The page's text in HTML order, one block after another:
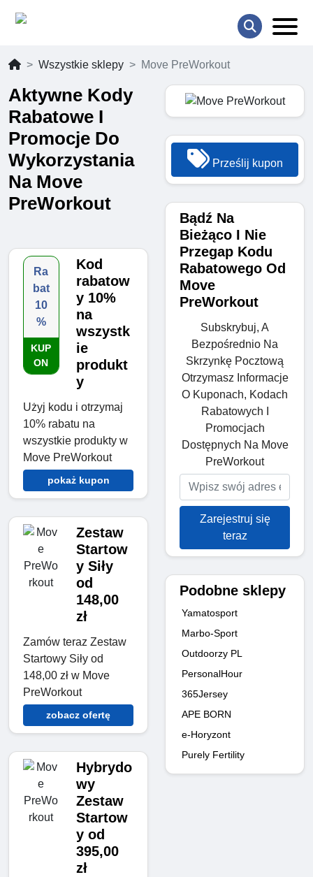
Wszystkie sklepy Move PreWorkout
Aktywne Kody
Rabatowe I
Promocje Do
Wykorzystania
Na Move
PreWorkout
Ra
bat
10
%
KUP
ON
Kod
rabatow
y 10%
na
wszystk
ie
produkt
y
Użyj kodu i otrzymaj
10% rabatu na
wszystkie produkty w
Move PreWorkout
pokaż kupon
Zestaw
Startow
y Siły
od
148,00
zł
Zamów teraz Zestaw
Startowy Siły od
148,00 zł w Move
PreWorkout
zobacz ofertę
Hybrydo
wy
Zestaw
Startow
y od
395,00
zł
Prześlij kupon
Bądź Na
Bieżąco I Nie
Przegap Kodu
Rabatowego Od
Move
PreWorkout
Subskrybuj, A
Bezpośrednio Na
Skrzynkę Pocztową
Otrzymasz Informacje
O Kuponach, Kodach
Rabatowych I
Promocjach
Dostępnych Na Move
PreWorkout
Zarejestruj się
teraz
Podobne sklepy
Yamatosport
Marbo-Sport
Outdoorzy PL
PersonalHour
365Jersey
APE BORN
e-Horyzont
Purely Fertility